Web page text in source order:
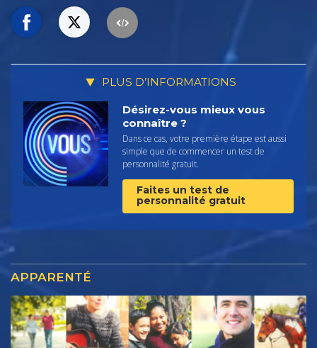
PLUS D’INFORMATIONS
Désirez-vous mieux vous
connaître ?
Dans ce cas, votre première étape est aussi
simple que de commencer un test de
personnalité gratuit.
Faites un test de
personnalité gratuit
APPARENTÉ